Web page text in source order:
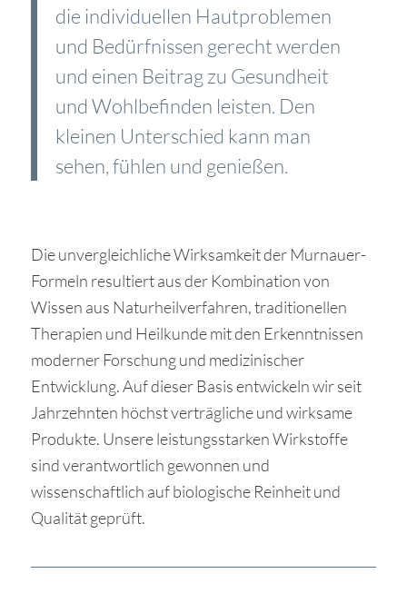
die individuellen Hautproblemen
und Bedürfnissen gerecht werden
und einen Beitrag zu Gesundheit
und Wohlbefinden leisten. Den
kleinen Unterschied kann man
sehen, fühlen und genießen.
Die unvergleichliche Wirksamkeit der Murnauer-
Formeln resultiert aus der Kombination von
Wissen aus Naturheilverfahren, traditionellen
Therapien und Heilkunde mit den Erkenntnissen
moderner Forschung und medizinischer
Entwicklung. Auf dieser Basis entwickeln wir seit
Jahrzehnten höchst verträgliche und wirksame
Produkte. Unsere leistungsstarken Wirkstoffe
sind verantwortlich gewonnen und
wissenschaftlich auf biologische Reinheit und
Qualität geprüft.